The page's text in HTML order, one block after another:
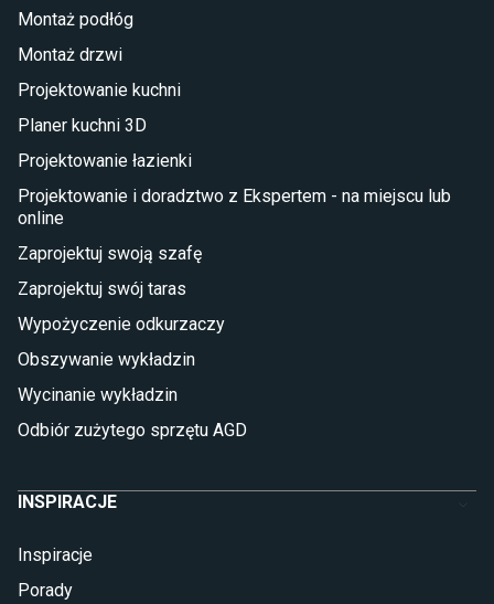
Taras i balkon
Sztuczna trawa miękka
Koce i pledy
Płytki na balkon
Lampy stojące LED
Płytki
Płytki Cersanit
Płytki wielkoformatowe
Glazura
Płytki marmurowe
Montaż podłóg
Montaż drzwi
Projektowanie kuchni
Planer kuchni 3D
Projektowanie łazienki
Projektowanie i doradztwo z Ekspertem - na miejscu lub
online
Zaprojektuj swoją szafę
Zaprojektuj swój taras
Wypożyczenie odkurzaczy
Obszywanie wykładzin
Wycinanie wykładzin
Odbiór zużytego sprzętu AGD
INSPIRACJE
Inspiracje
Porady